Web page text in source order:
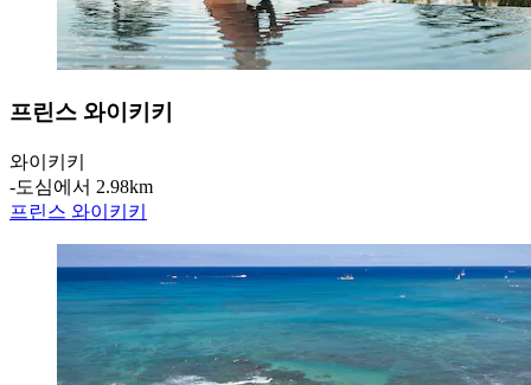
프린스 와이키키
와이키키
‐도심에서 2.98km
프린스 와이키키